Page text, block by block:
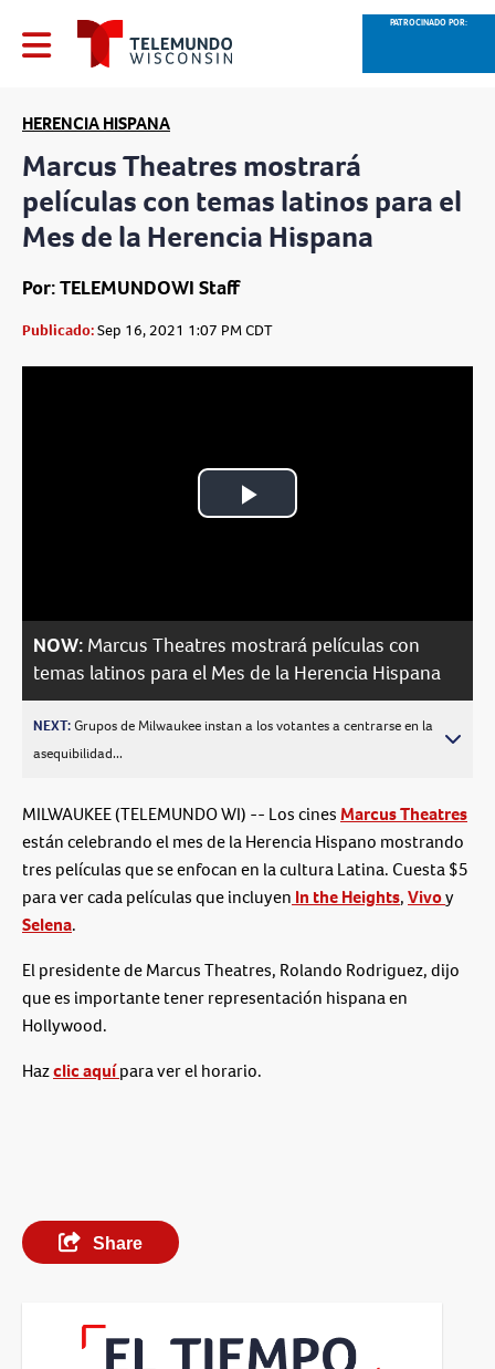
PATROCINADO POR:
HERENCIA HISPANA
Marcus Theatres mostrará
películas con temas latinos para el
Mes de la Herencia Hispana
Por: TELEMUNDOWI Staff
Publicado:Sep 16, 2021 1:07 PM CDT
Play
NOW: Marcus Theatres mostrará películas con
temas latinos para el Mes de la Herencia Hispana
NEXT:Grupos de Milwaukee instan a los votantes a centrarse en la
asequibilidad...
MILWAUKEE (TELEMUNDO WI) -- Los cinesMarcus Theatres
están celebrando el mes de la Herencia Hispano mostrando
tres películas que se enfocan en la cultura Latina. Cuesta $5
para ver cada películas que incluyen In the Heights,Vivoy
Selena.
El presidente de Marcus Theatres, Rolando Rodriguez, dijo
que es importante tener representación hispana en
Hollywood.
Hazclic aquípara ver el horario.
Share